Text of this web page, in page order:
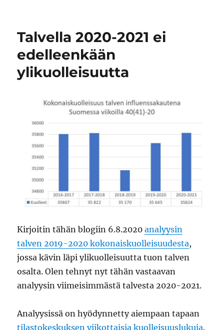
Talvella 2020-2021 ei
edelleenkään
ylikuolleisuutta
Kirjoitin tähän blogiin 6.8.2020analyysin
talven 2019-2020 kokonaiskuolleisuudesta,
jossa kävin läpi ylikuolleisuutta tuon talven
osalta. Olen tehnyt nyt tähän vastaavan
analyysin viimeisimmästä talvesta 2020-2021.
Analyysissä on hyödynnetty aiempaan tapaan
tilastokeskuksen viikottaisia kuolleisuuslukuja.